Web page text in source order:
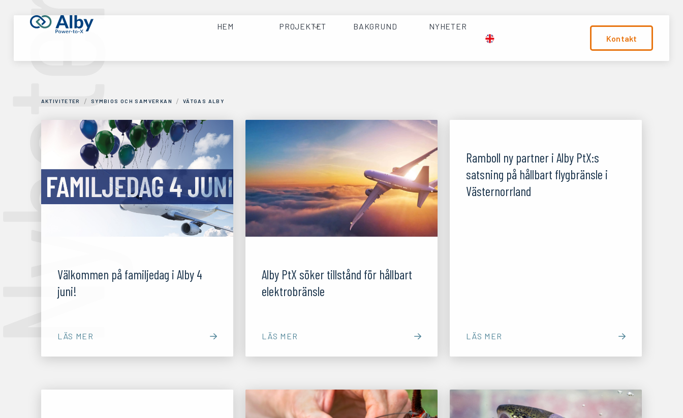
HEM PROJEKTET BAKGRUND
NYHETER
Kontakt
AKTIVITETER / SYMBIOS OCH SAMVERKAN / VÄTGAS ALBY
Välkommen på familjedag i Alby 4
juni!
LÄS MER
Alby PtX söker tillstånd för hållbart
elektrobränsle
LÄS MER
Ramboll ny partner i Alby PtX:s
satsning på hållbart flygbränsle i
Västernorrland
LÄS MER